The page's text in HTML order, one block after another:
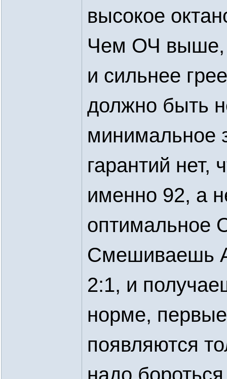
высокое
Чем ОЧ выше,
и сильнее
должно быть
минимальное
гарантий
именно 92, а
оптимальное
Смешиваешь
2:1, и
норме,
появляются
надо